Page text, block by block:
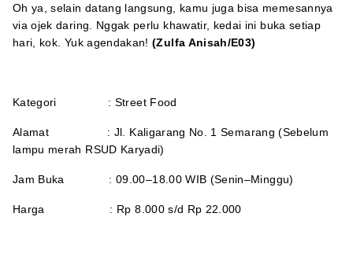
Oh ya, selain datang langsung, kamu juga bisa memesannya
via ojek daring. Nggak perlu khawatir, kedai ini buka setiap
hari, kok. Yuk agendakan!(Zulfa Anisah/E03)
Kategori : Street Food
Alamat : Jl. Kaligarang No. 1 Semarang (Sebelum
lampu merah RSUD Karyadi)
Jam Buka : 09.00–18.00 WIB (Senin–Minggu)
Harga : Rp 8.000 s/d Rp 22.000